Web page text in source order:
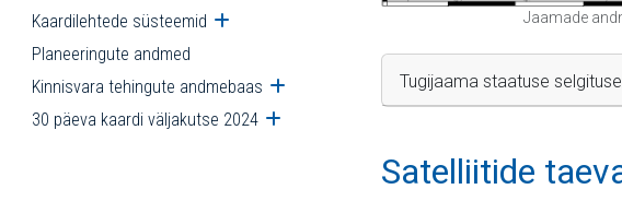
Kaardilehtede süsteemid Ava alammenüü
Planeeringute andmed
Kinnisvara tehingute andmebaas Ava alammenüü
30 päeva kaardi väljakutse 2024 Ava alammenüü
Jaamade
Tugijaama staatuse
Satelliitide